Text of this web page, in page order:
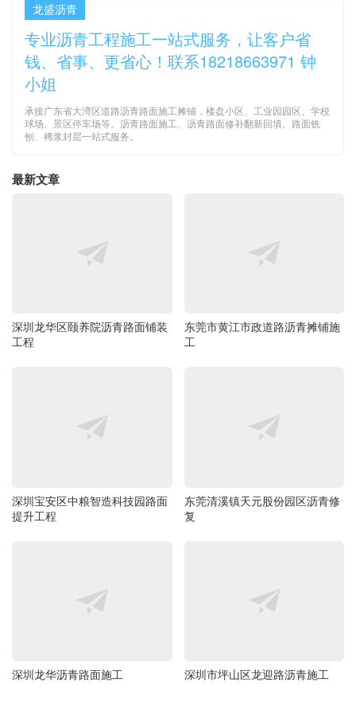
龙盛沥青
专业沥青工程施工一站式服务，让客户省
钱、省事、更省心！联系18218663971 钟
小姐
承接广东省大湾区道路沥青路面施工摊铺，楼盘小区、工业园园区、学校
球场、景区停车场等。沥青路面施工、沥青路面修补翻新回填、路面铣
刨、稀浆封层一站式服务。
最新文章
深圳龙华区颐养院沥青路面铺装
工程
东莞市黄江市政道路沥青摊铺施
工
深圳宝安区中粮智造科技园路面
提升工程
东莞清溪镇天元股份园区沥青修
复
深圳龙华沥青路面施工 深圳市坪山区龙迎路沥青施工